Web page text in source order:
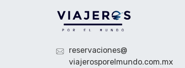
reservaciones@
viajerosporelmundo.com.mx